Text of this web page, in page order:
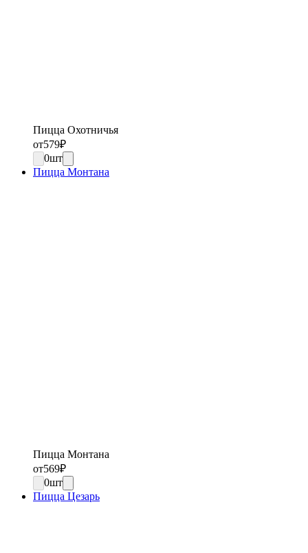
Пицца Охотничья
от579₽
0шт
Пицца Монтана
Пицца Монтана
от569₽
0шт
Пицца Цезарь